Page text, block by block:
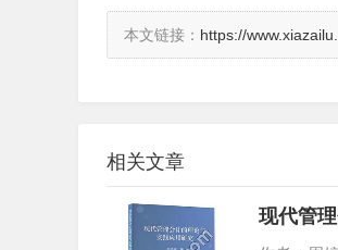
本文链接： https://
相关文章
现代管